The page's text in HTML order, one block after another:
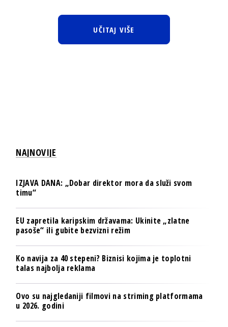
UČITAJ VIŠE
NAJNOVIJE
IZJAVA DANA: „Dobar direktor mora da služi svom
timu“
EU zapretila karipskim državama: Ukinite „zlatne
pasoše“ ili gubite bezvizni režim
Ko navija za 40 stepeni? Biznisi kojima je toplotni
talas najbolja reklama
Ovo su najgledaniji filmovi na striming platformama
u 2026. godini